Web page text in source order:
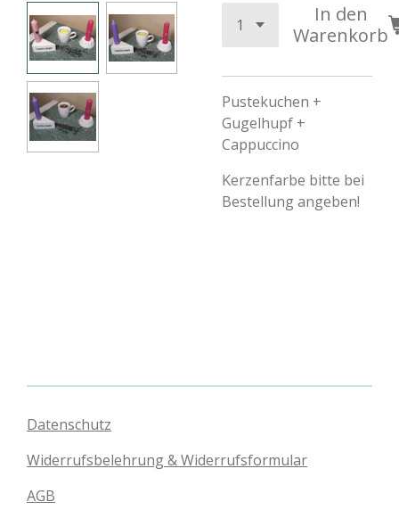
In den
Warenkorb
Pustekuchen +
Gugelhupf +
Cappuccino
Kerzenfarbe bitte bei
Bestellung angeben!
Datenschutz
Widerrufsbelehrung & Widerrufsformular
AGB